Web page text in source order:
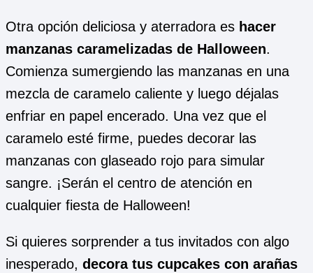
Otra opción deliciosa y aterradora es hacer
manzanas caramelizadas de Halloween.
Comienza sumergiendo las manzanas en una
mezcla de caramelo caliente y luego déjalas
enfriar en papel encerado. Una vez que el
caramelo esté firme, puedes decorar las
manzanas con glaseado rojo para simular
sangre. ¡Serán el centro de atención en
cualquier fiesta de Halloween!
Si quieres sorprender a tus invitados con algo
inesperado, decora tus cupcakes con arañas